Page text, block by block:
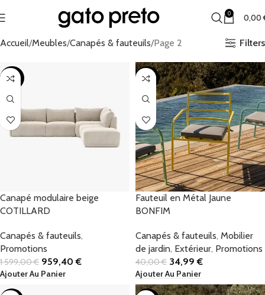
0 0,00
Accueil Meubles Canapés & fauteuils Page 2 Filters
-40%
Canapé modulaire beige
COTILLARD
Canapés & fauteuils,
Promotions
1 599,00€ 959,40€
Ajouter Au Panier
-13%
Fauteuil en Métal Jaune
BONFIM
Canapés & fauteuils, Mobilier
de jardin, Extérieur, Promotions
40,00€ 34,99€
Ajouter Au Panier